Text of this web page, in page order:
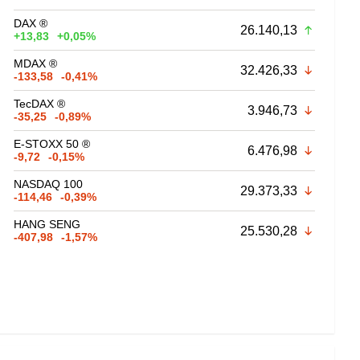
DAX ®
+13,83
+0,05% 26.140,13
MDAX ®
-133,58
-0,41% 32.426,33
TecDAX ®
-35,25
-0,89% 3.946,73
E-STOXX 50 ®
-9,72
-0,15% 6.476,98
NASDAQ 100
-114,46
-0,39% 29.373,33
HANG SENG
-407,98
-1,57% 25.530,28